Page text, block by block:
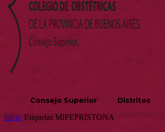
Consejo Superior Distritos
Inicio Etiquetas MIFEPRISTONA